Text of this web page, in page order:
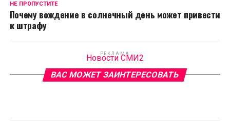
НЕ ПРОПУСТИТЕ
Почему вождение в солнечный день может привести
к штрафу
РЕКЛАМА
Новости СМИ2
ВАС МОЖЕТ ЗАИНТЕРЕСОВАТЬ